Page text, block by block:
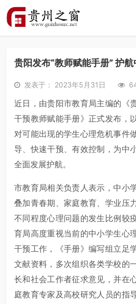
贵阳发布“教师赋能手册” 护
发表于： 2023年5月31日
近日，由贵阳市教育局主编的《
干预教师赋能手册》正式发布，
对可能出现的学生心理危机事件
导、快速干预、有效控制，为中
全面发展护航。
市教育局相关负责人表示，中小
叠加青春期、家庭教育、学业压
不同程度心理问题的发生比例较
育局高度重视当前的中小学生心
干预工作，《手册》编写组立足
文献资料，多次组织各类学校的
长和社会工作者征求意见，并在
庭教育专家及高校研究人员的指